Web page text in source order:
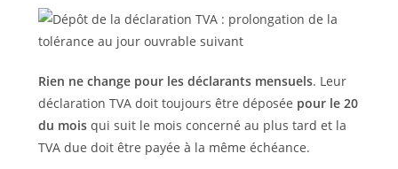
Rien ne change pour les déclarants mensuels. Leur
déclaration TVA doit toujours être déposée pour le 20
du moisqui suit le mois concerné au plus tard et la
TVA due doit être payée à la même échéance.